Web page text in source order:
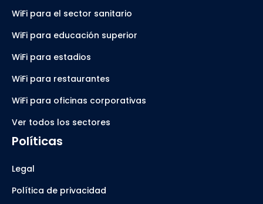
WiFi para el sector sanitario
WiFi para educación superior
WiFi para estadios
WiFi para restaurantes
WiFi para oficinas corporativas
Ver todos los sectores
Políticas
Legal
Política de privacidad